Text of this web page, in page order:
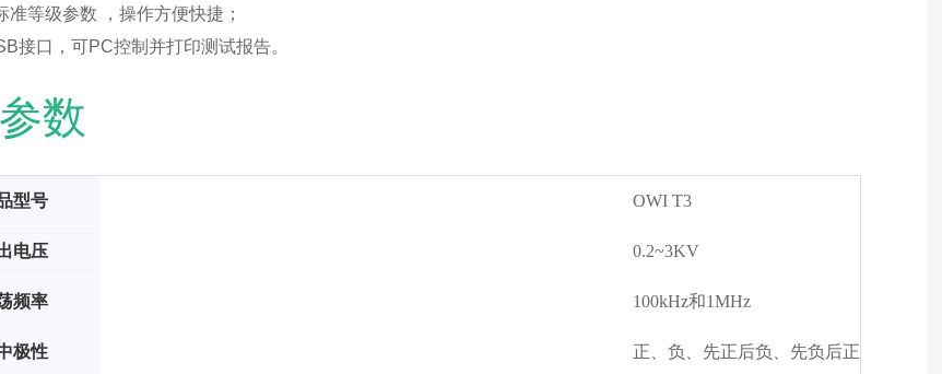
准等级参数 ，操作方便快捷；
接口，可PC控制并打印测试报告。
数
型号
电压
频率
极性
OWI T3
0.2~3KV
100kHz和1MHz
正、负、先正后负、先负后正